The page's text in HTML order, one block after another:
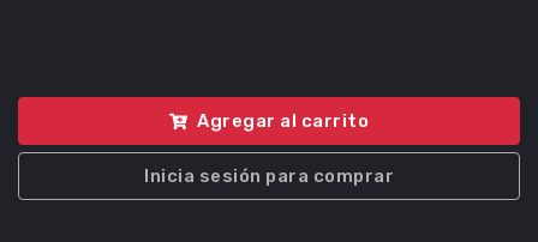
Agregar al carrito
Inicia sesión para comprar